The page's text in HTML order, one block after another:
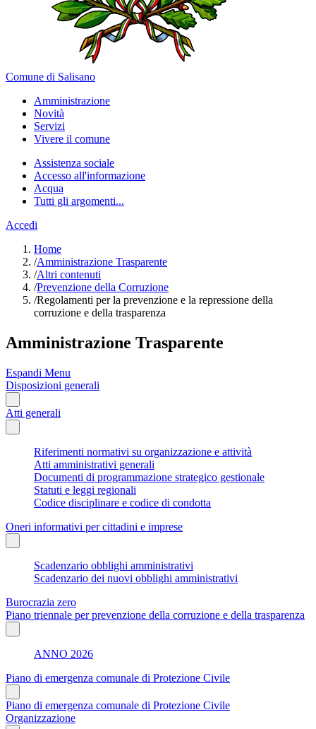
Comune di Salisano
Amministrazione
Novità
Servizi
Vivere il comune
Assistenza sociale
Accesso all'informazione
Acqua
Tutti gli argomenti...
Accedi
Home
/Amministrazione Trasparente
/Altri contenuti
/Prevenzione della Corruzione
/Regolamenti per la prevenzione e la repressione della
corruzione e della trasparenza
Amministrazione Trasparente
Espandi Menu
Disposizioni generali
Atti generali
Riferimenti normativi su organizzazione e attività
Atti amministrativi generali
Documenti di programmazione strategico gestionale
Statuti e leggi regionali
Codice disciplinare e codice di condotta
Oneri informativi per cittadini e imprese
Scadenzario obblighi amministrativi
Scadenzario dei nuovi obblighi amministrativi
Burocrazia zero
Piano triennale per prevenzione della corruzione e della trasparenza
ANNO 2026
Piano di emergenza comunale di Protezione Civile
Piano di emergenza comunale di Protezione Civile
Organizzazione